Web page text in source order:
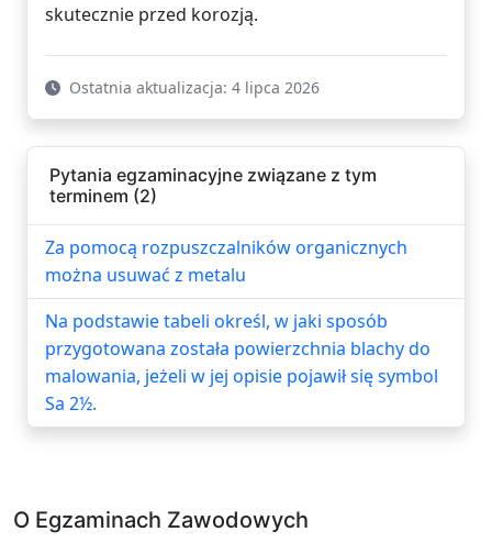
skutecznie przed korozją.
Ostatnia aktualizacja: 4 lipca 2026
Pytania egzaminacyjne związane z tym
terminem (2)
Za pomocą rozpuszczalników organicznych
można usuwać z metalu
Na podstawie tabeli określ, w jaki sposób
przygotowana została powierzchnia blachy do
malowania, jeżeli w jej opisie pojawił się symbol
Sa 2½.
O Egzaminach Zawodowych